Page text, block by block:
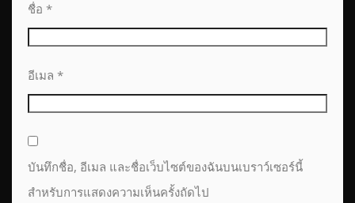
ชื่อ *
อีเมล *
บันทึกชื่อ, อีเมล และชื่อเว็บไซต์ของฉันบนเบราว์เซอร์นี้
สำหรับการแสดงความเห็นครั้งถัดไป